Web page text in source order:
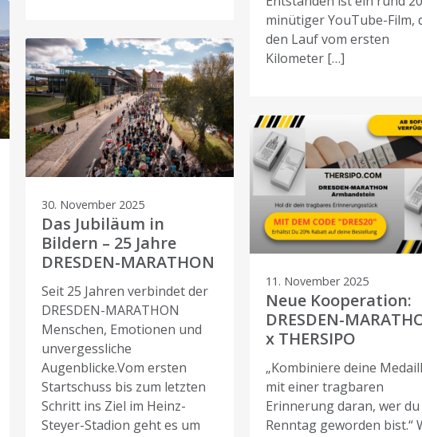
30. November 2025
Das Jubiläum in
Bildern – 25 Jahre
DRESDEN-MARATHON
Seit 25 Jahren verbindet der
DRESDEN-MARATHON
Menschen, Emotionen und
unvergessliche
Augenblicke.Vom ersten
Startschuss bis zum letzten
Schritt ins Ziel im Heinz-
Steyer-Stadion geht es um
minütiger YouTube-Film,
den Lauf vom ersten
Kilometer […]
11. November 2025
Neue Kooperation:
DRESDEN-
x THERSIPO
„Kombiniere deine
mit einer tragbaren
Erinnerung daran, wer du
Renntag geworden bist.“